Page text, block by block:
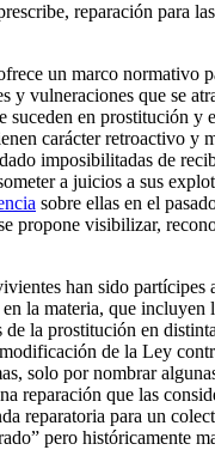
reparación para
un marco normativo
y vulneraciones que se
suceden en prostitución y
carácter retroactivo y
imposibilitadas de
a juicios a sus
sobre ellas en el
propone visibilizar,
han sido partícipes
la materia, que incluyen
la prostitución en
de la Ley
solo por nombrar
reparación que las
reparatoria para un
pero históricamente